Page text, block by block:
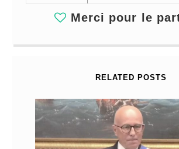
Merci pour le
RELATED POSTS